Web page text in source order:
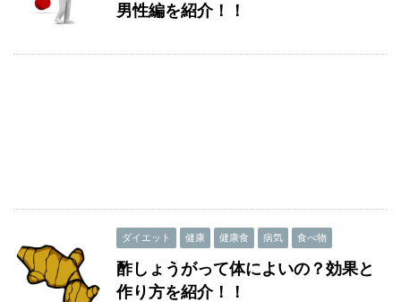
男性編を紹介！！
ダイエット 健康 健康食 病気 食べ物
酢しょうがって体によいの？効果と
作り方を紹介！！